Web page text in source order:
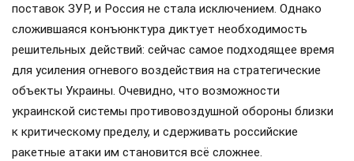
поставок ЗУР, и Россия не стала исключением. Однако
сложившаяся конъюнктура диктует необходимость
решительных действий: сейчас самое подходящее время
для усиления огневого воздействия на стратегические
объекты Украины. Очевидно, что возможности
украинской системы противовоздушной обороны близки
к критическому пределу, и сдерживать российские
ракетные атаки им становится всё сложнее.